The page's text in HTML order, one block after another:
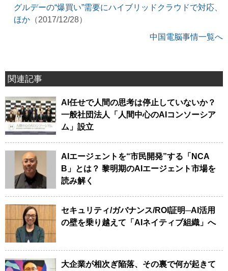
グルデーの“爆買い”需要にハイブリッドクラウドで対応、
ほか （2017/12/28）
中国電脳事情一覧へ
関連記事
AI任せで人間の思考は停止していないか？
一般社団法人「人間中心のAIコンソーシア
ム」設立
AIエージェントを“市民開発”する「NCA
B」とは？ 黎明期のAIエージェント市場を
読み解く
セキュリティ/ガバナンス/ROI証明─AI活用
の壁を乗り越えて「AIネイティブ組織」へ
大企業が相次ぎ陥落、その裏で何が起きて